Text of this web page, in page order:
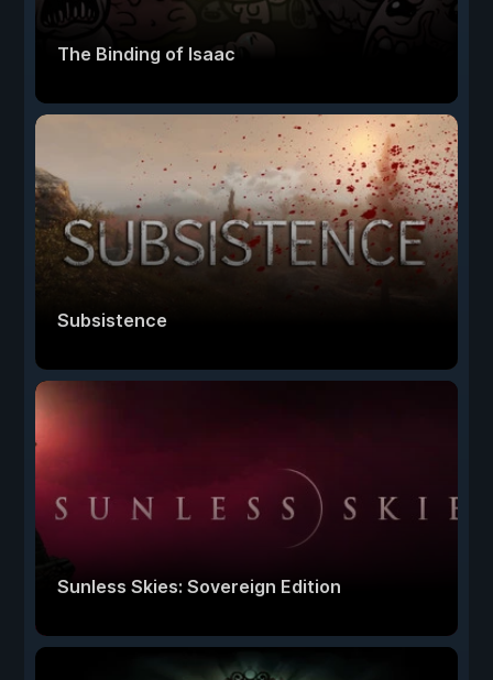
The Binding of Isaac
Subsistence
Sunless Skies: Sovereign Edition